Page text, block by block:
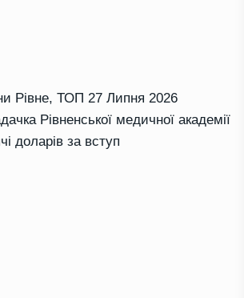
Рівне, ТОП 27 Липня 2026
Рівненської медичної академії
доларів за вступ